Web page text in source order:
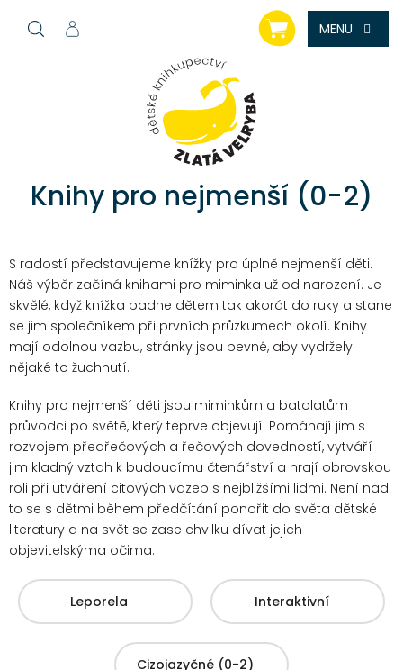
NÁKUPNÍ
KOŠÍK
Knihy pro nejmenší (0-2)
S radostí představujeme knížky pro úplně nejmenší děti.
Náš výběr začíná knihami pro miminka už od narození. Je
skvělé, když knížka padne dětem tak akorát do ruky a stane
se jim společníkem při prvních průzkumech okolí. Knihy
mají odolnou vazbu, stránky jsou pevné, aby vydržely
nějaké to žuchnutí.
Knihy pro nejmenší děti jsou miminkům a batolatům
průvodci po světě, který teprve objevují. Pomáhají jim s
rozvojem předřečových a řečových dovedností, vytváří
jim kladný vztah k budoucímu čtenářství a hrají obrovskou
roli při utváření citových vazeb s nejbližšími lidmi. Není nad
to se s dětmi během předčítání ponořit do světa dětské
literatury a na svět se zase chvilku dívat jejich
objevitelskýma očima.
Leporela Interaktivní
Cizojazyčné (0-2)